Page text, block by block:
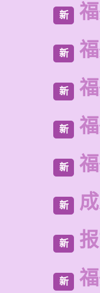
新
新
新
新
新
新
新
新